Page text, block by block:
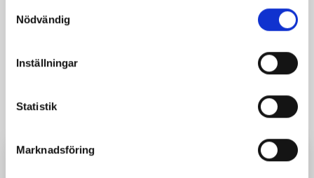
Nödvändig
Inställningar
Statistik
Marknadsföring
46 charging stations
Payment system
Locked garage